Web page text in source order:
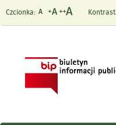
Czcionka: Kontrast